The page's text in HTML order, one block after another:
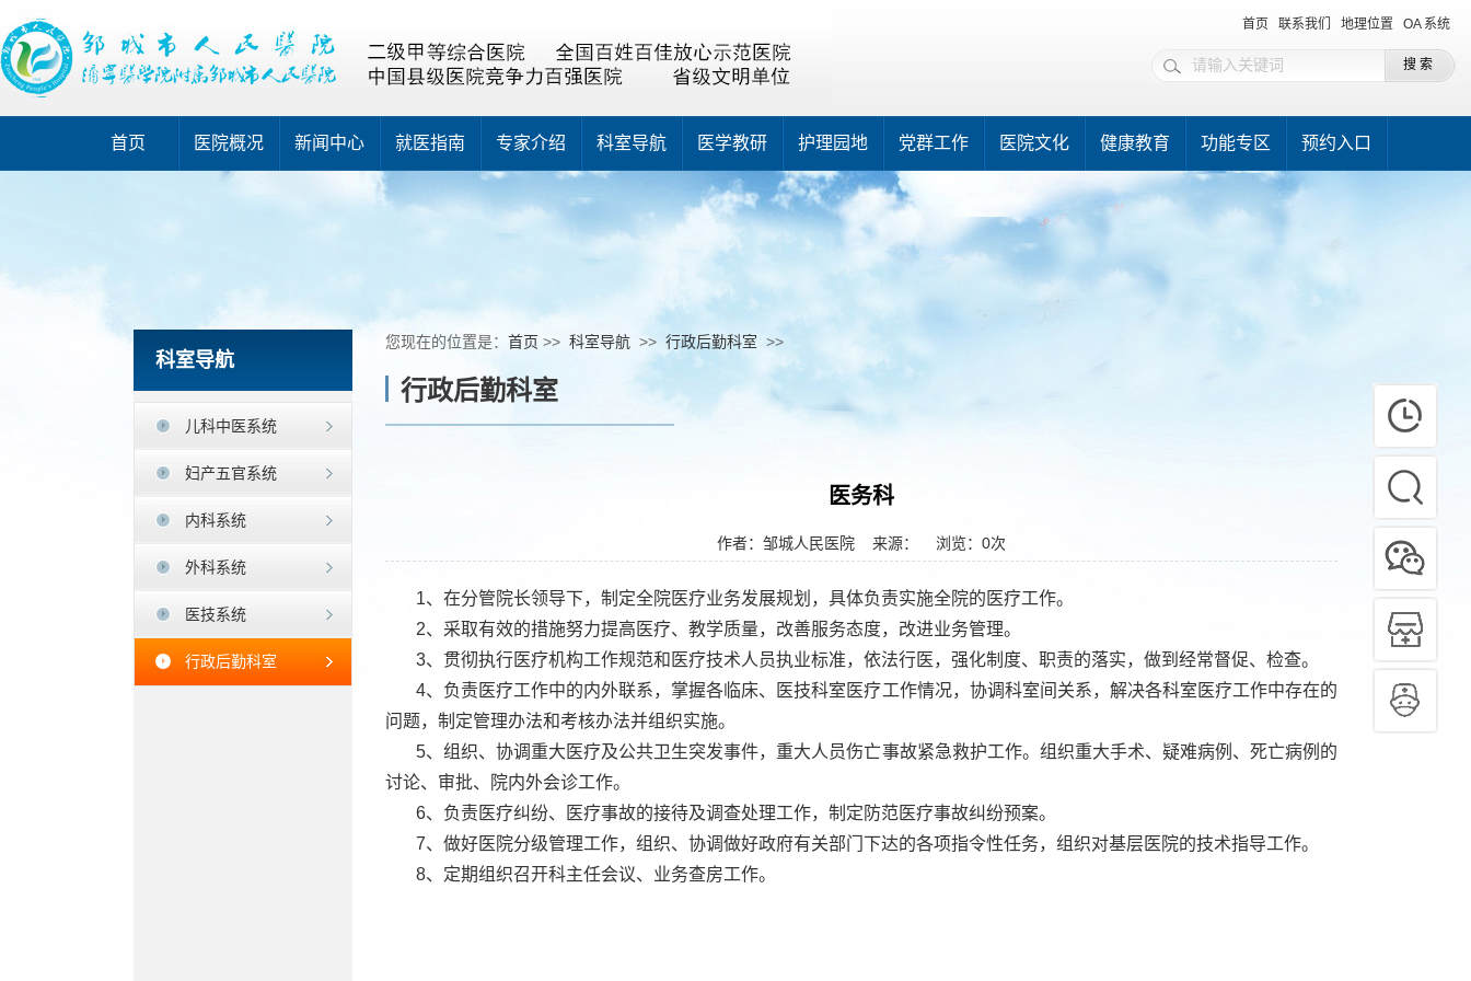
首页 联系我们 地理位置 OA 系统
首页 医院概况 新闻中心 就医指南 专家介绍 科室导航 医学教研 护理园地 党群工作 医院文化 健康教育 功能专区 预约入口
科室导航
儿科中医系统
妇产五官系统
内科系统
外科系统
医技系统
行政后勤科室
您现在的位置是： 首页 >> 科室导航 >> 行政后勤科室 >>
行政后勤科室
医务科
作者：邹城人民医院 来源： 浏览： 0次
1、在分管院长领导下，制定全院医疗业务发展规划，具体负责实施全院的医疗工作。
2、采取有效的措施努力提高医疗、教学质量，改善服务态度，改进业务管理。
3、贯彻执行医疗机构工作规范和医疗技术人员执业标准，依法行医，强化制度、职责的落实，做到经常督促、检查。
4、负责医疗工作中的内外联系，掌握各临床、医技科室医疗工作情况，协调科室间关系，解决各科室医疗工作中存在的
问题，制定管理办法和考核办法并组织实施。
5、组织、协调重大医疗及公共卫生突发事件，重大人员伤亡事故紧急救护工作。组织重大手术、疑难病例、死亡病例的
讨论、审批、院内外会诊工作。
6、负责医疗纠纷、医疗事故的接待及调查处理工作，制定防范医疗事故纠纷预案。
7、做好医院分级管理工作，组织、协调做好政府有关部门下达的各项指令性任务，组织对基层医院的技术指导工作。
8、定期组织召开科主任会议、业务查房工作。